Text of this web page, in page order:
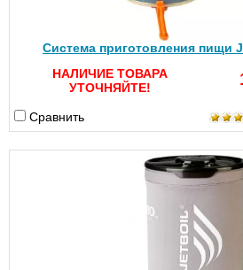
Система приготовления пищи
НАЛИЧИЕ ТОВАРА
УТОЧНЯЙТЕ!
Сравнить